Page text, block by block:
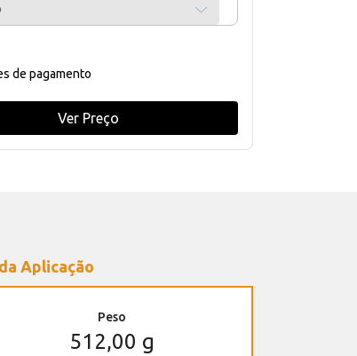
de pagamento
Ver Preço
Aplicação
Peso
512,00 g